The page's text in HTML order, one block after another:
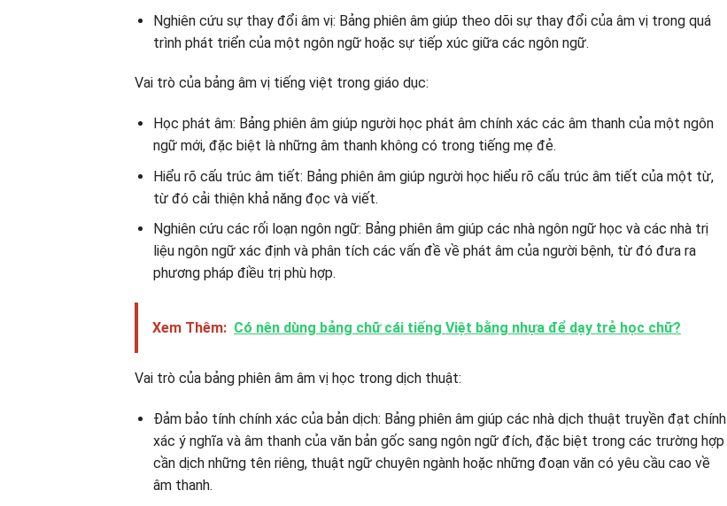
Nghiên cứu sự thay đổi âm vị: Bảng phiên âm giúp theo dõi sự thay đổi của âm vị trong quá
trình phát triển của một ngôn ngữ hoặc sự tiếp xúc giữa các ngôn ngữ.
Vai trò của bảng âm vị tiếng việt trong giáo dục:
Học phát âm: Bảng phiên âm giúp người học phát âm chính xác các âm thanh của một ngôn
ngữ mới, đặc biệt là những âm thanh không có trong tiếng mẹ đẻ.
Hiểu rõ cấu trúc âm tiết: Bảng phiên âm giúp người học hiểu rõ cấu trúc âm tiết của một từ,
từ đó cải thiện khả năng đọc và viết.
Nghiên cứu các rối loạn ngôn ngữ: Bảng phiên âm giúp các nhà ngôn ngữ học và các nhà trị
liệu ngôn ngữ xác định và phân tích các vấn đề về phát âm của người bệnh, từ đó đưa ra
phương pháp điều trị phù hợp.
Xem Thêm: Có nên dùng bảng chữ cái tiếng Việt bằng nhựa để dạy trẻ học chữ?
Vai trò của bảng phiên âm âm vị học trong dịch thuật:
Đảm bảo tính chính xác của bản dịch: Bảng phiên âm giúp các nhà dịch thuật truyền đạt chính
xác ý nghĩa và âm thanh của văn bản gốc sang ngôn ngữ đích, đặc biệt trong các trường hợp
cần dịch những tên riêng, thuật ngữ chuyên ngành hoặc những đoạn văn có yêu cầu cao về
âm thanh.